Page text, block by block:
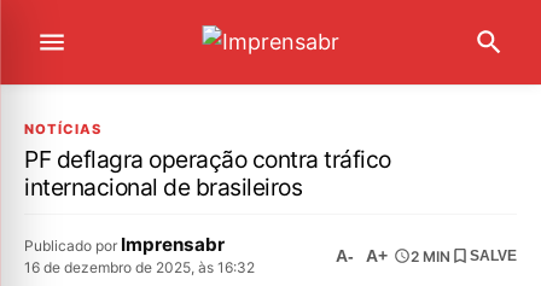
NOTÍCIAS
PF deflagra operação contra tráfico
internacional de brasileiros
Publicado por Imprensabr
16 de dezembro de 2025, às 16:32
A- A+ 2 MIN SALVE